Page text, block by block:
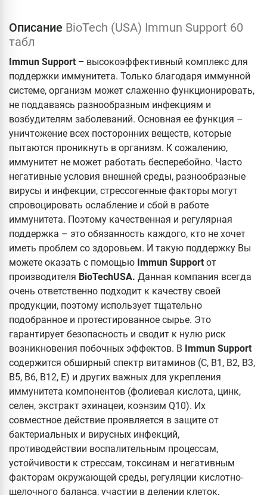
Описание BioTech (USA) Immun Support 60
табл
Immun Support – высокоэффективный комплекс для
поддержки иммунитета. Только благодаря иммунной
системе, организм может слаженно функционировать,
не поддаваясь разнообразным инфекциям и
возбудителям заболеваний. Основная ее функция –
уничтожение всех посторонних веществ, которые
пытаются проникнуть в организм. К сожалению,
иммунитет не может работать бесперебойно. Часто
негативные условия внешней среды, разнообразные
вирусы и инфекции, стрессогенные факторы могут
спровоцировать ослабление и сбой в работе
иммунитета. Поэтому качественная и регулярная
поддержка – это обязанность каждого, кто не хочет
иметь проблем со здоровьем. И такую поддержку Вы
можете оказать с помощью Immun Support от
производителя BioTechUSA. Данная компания всегда
очень ответственно подходит к качеству своей
продукции, поэтому использует тщательно
подобранное и протестированное сырье. Это
гарантирует безопасность и сводит к нулю риск
возникновения побочных эффектов. В Immun Support
содержится обширный спектр витаминов (С, В1, В2, В3,
В5, В6, В12, Е) и других важных для укрепления
иммунитета компонентов (фолиевая кислота, цинк,
селен, экстракт эхинацеи, коэнзим Q10). Их
совместное действие проявляется в защите от
бактериальных и вирусных инфекций,
противодействии воспалительным процессам,
устойчивости к стрессам, токсинам и негативным
факторам окружающей среды, регуляции кислотно-
щелочного баланса, участии в делении клеток,